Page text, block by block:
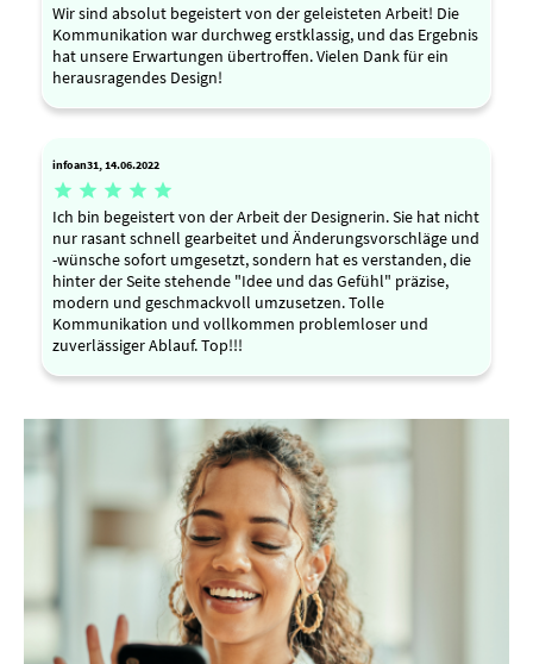
Wir sind absolut begeistert von der geleisteten Arbeit! Die
Kommunikation war durchweg erstklassig, und das Ergebnis
hat unsere Erwartungen übertroffen. Vielen Dank für ein
herausragendes Design!
infoan31, 14.06.2022
    
Ich bin begeistert von der Arbeit der Designerin. Sie hat nicht
nur rasant schnell gearbeitet und Änderungsvorschläge und
-wünsche sofort umgesetzt, sondern hat es verstanden, die
hinter der Seite stehende "Idee und das Gefühl" präzise,
modern und geschmackvoll umzusetzen. Tolle
Kommunikation und vollkommen problemloser und
zuverlässiger Ablauf. Top!!!